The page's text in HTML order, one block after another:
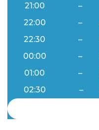
21:00
–
22:00
–
22:30
–
00:00
–
01:00
–
02:30
–